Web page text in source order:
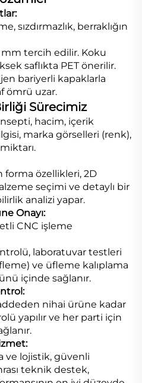
sızdırmazlık, berraklığın
tercih edilir. Koku
saflıkta PET önerilir.
bariyerli kapaklarla
ömrü uzar.
Sürecimiz
hacim, içerik
marka görselleri (renk),
özellikleri, 2D
seçimi ve detaylı bir
analizi yapar.
Onayı:
CNC işleme
laboratuvar testleri
ve üfleme kalıplama
içinde sağlanır.
nihai ürüne kadar
yapılır ve her parti için
ve lojistik, güvenli
teknik destek,